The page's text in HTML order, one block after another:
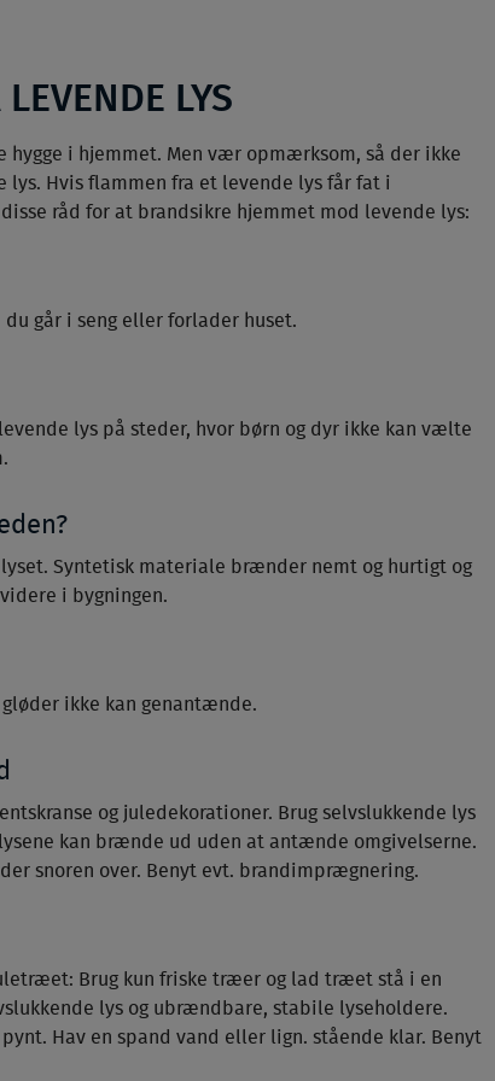
LYS
i hjemmet. Men vær opmærksom, så der ikke
Hvis flammen fra et levende lys får fat i
råd for at brandsikre hjemmet mod levende lys:
går i seng eller forlader huset.
lys på steder, hvor børn og dyr ikke kan vælte
Syntetisk materiale brænder nemt og hurtigt og
i bygningen.
ikke kan genantænde.
og juledekorationer. Brug selvslukkende lys
kan brænde ud uden at antænde omgivelserne.
snoren over. Benyt evt. brandimprægnering.
Brug kun friske træer og lad træet stå i en
lys og ubrændbare, stabile lyseholdere.
Hav en spand vand eller lign. stående klar. Benyt